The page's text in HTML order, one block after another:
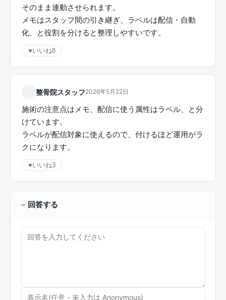
そのまま連動させられます。
メモはスタッフ間の引き継ぎ、ラベルは配信・自動
化、と役割を分けると整理しやすいです。
♥いいね8
整骨院スタッフ2026年5月22日
施術の注意点はメモ、配信に使う属性はラベル、と分
けています。
ラベルが配信対象に使えるので、付けるほど運用がラ
クになります。
♥いいね3
回答する